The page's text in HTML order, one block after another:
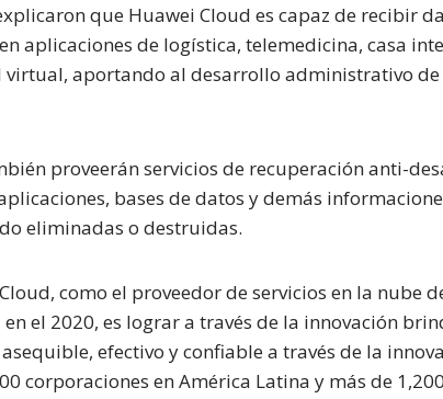
que Huawei Cloud es capaz de recibir
aplicaciones de logística, telemedicina, casa
aportando al desarrollo administrativo de
proveerán servicios de recuperación anti-
bases de datos y demás
eliminadas o destruidas.
como el proveedor de servicios en la nube
el 2020, es lograr a través de la innovación
efectivo y confiable a través de la
corporaciones en América Latina y más de